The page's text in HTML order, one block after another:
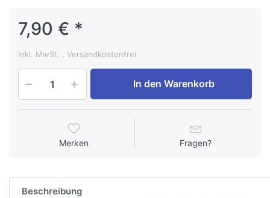
7,90 € *
inkl. MwSt. , Versandkostenfrei
In den Warenkorb
Merken Fragen?
Beschreibung